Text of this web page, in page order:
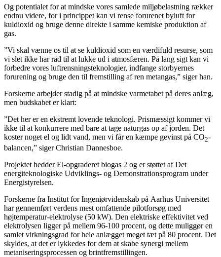
Og potentialet for at mindske vores samlede miljøbelastning rækker
endnu videre, for i princippet kan vi rense forurenet byluft for
kuldioxid og bruge denne direkte i samme kemiske produktion af
gas.
”Vi skal vænne os til at se kuldioxid som en værdifuld resurse, som
vi slet ikke har råd til at lukke ud i atmosfæren. På lang sigt kan vi
forbedre vores luftrensningsteknologier, indfange storbyernes
forurening og bruge den til fremstilling af ren metangas,” siger han.
Forskerne arbejder stadig på at mindske varmetabet på deres anlæg,
men budskabet er klart:
”Det her er en ekstremt lovende teknologi. Prismæssigt kommer vi
ikke til at konkurrere med bare at tage naturgas op af jorden. Det
koster noget el og lidt vand, men vi får en kæmpe gevinst på CO2-
balancen,” siger Christian Dannesboe.
Projektet hedder El-opgraderet biogas 2 og er støttet af Det
energiteknologiske Udviklings- og Demonstrationsprogram under
Energistyrelsen.
Forskerne fra Institut for Ingeniørvidenskab på Aarhus Universitet
har gennemført verdens mest omfattende pilotforsøg med
højtemperatur-elektrolyse (50 kW). Den elektriske effektivitet ved
elektrolysen ligger på mellem 96-100 procent, og dette muliggør en
samlet virkningsgrad for hele anlægget meget tæt på 80 procent. Det
skyldes, at det er lykkedes for dem at skabe synergi mellem
metaniseringsprocessen og brintfremstillingen.